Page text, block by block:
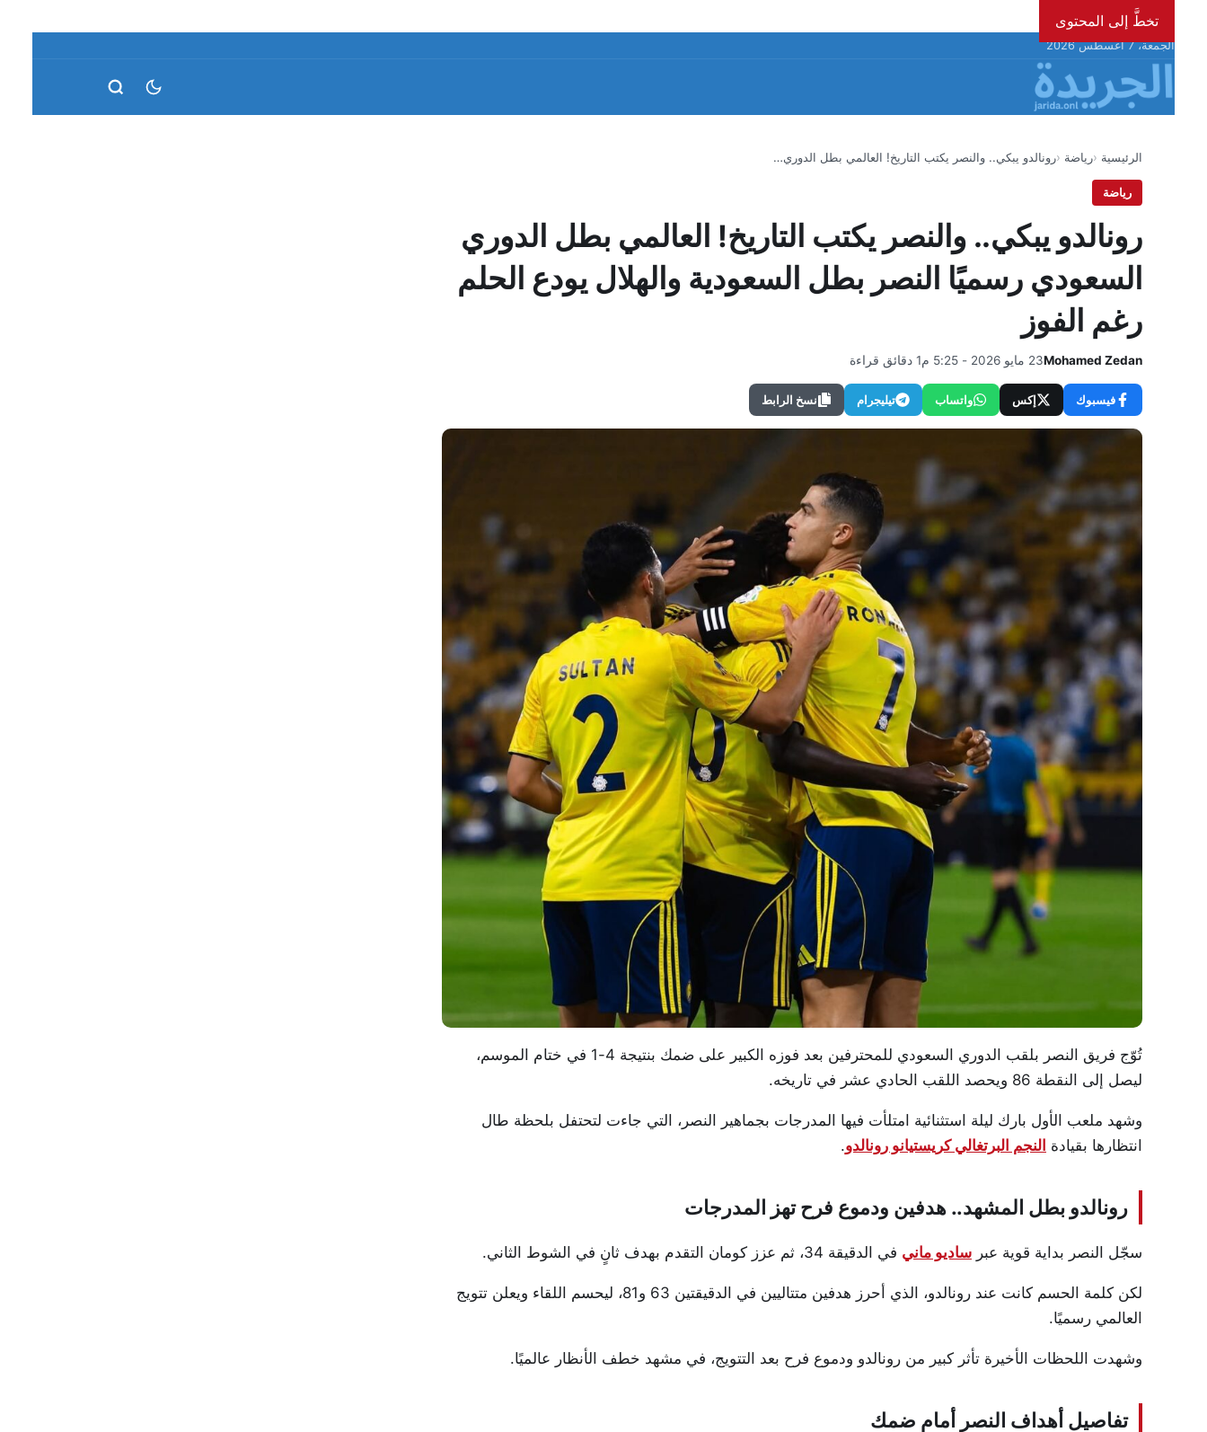
تخطَّ إلى المحتوى
الجمعة، 7 أغسطس 2026
الرئيسية رياضة رونالدو يبكي.. والنصر يكتب التاريخ! العالمي بطل الدوري…
رياضة
رونالدو يبكي.. والنصر يكتب التاريخ! العالمي بطل الدوري
السعودي رسميًا النصر بطل السعودية والهلال يودع الحلم
رغم الفوز
Mohamed Zedan23 مايو 2026 - 5:25 م 1 دقائق قراءة
فيسبوك إكس واتساب تيليجرام نسخ الرابط
تُوّج فريق النصر بلقب الدوري السعودي للمحترفين بعد فوزه الكبير على ضمك بنتيجة 4-1 في ختام الموسم،
ليصل إلى النقطة 86 ويحصد اللقب الحادي عشر في تاريخه.
وشهد ملعب الأول بارك ليلة استثنائية امتلأت فيها المدرجات بجماهير النصر، التي جاءت لتحتفل بلحظة طال
انتظارها بقيادة النجم البرتغاليكريستيانو رونالدو.
رونالدو بطل المشهد.. هدفين ودموع فرح تهز المدرجات
سجّل النصر بداية قوية عبر ساديو ماني في الدقيقة 34، ثم عزز كومان التقدم بهدف ثانٍ في الشوط الثاني.
لكن كلمة الحسم كانت عند رونالدو، الذي أحرز هدفين متتاليين في الدقيقتين 63 و81، ليحسم اللقاء ويعلن تتويج
العالمي رسميًا.
وشهدت اللحظات الأخيرة تأثر كبير من رونالدو ودموع فرح بعد التتويج، في مشهد خطف الأنظار عالميًا.
تفاصيل أهداف النصر أمام ضمك